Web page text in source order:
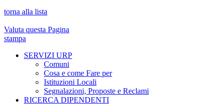
torna alla lista
Valuta questa Pagina
stampa
SERVIZI URP
Comuni
Cosa e come Fare per
Istituzioni Locali
Segnalazioni, Proposte e Reclami
RICERCA DIPENDENTI